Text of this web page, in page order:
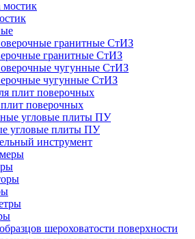
гранитные СтИЗ
чугунные СтИЗ
поверочных
угловые плиты ПУ
инструмент